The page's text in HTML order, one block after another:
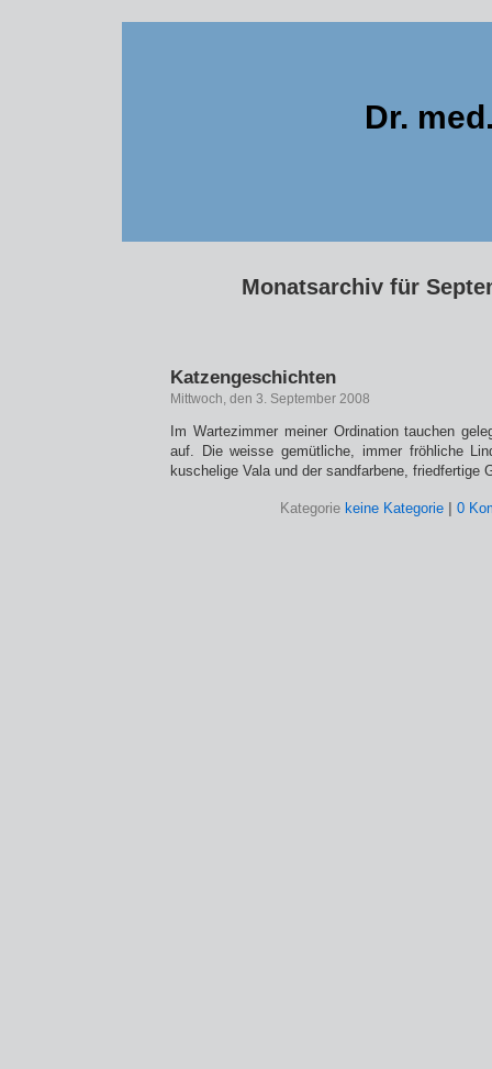
Dr.
Monatsarchiv für
Katzengeschichten
Mittwoch, den 3. September 2008
Im Wartezimmer meiner Ordination tauchen
auf. Die weisse gemütliche, immer fröhliche
kuschelige Vala und der sandfarbene, friedfertige
Kategorie keine Kategorie 0